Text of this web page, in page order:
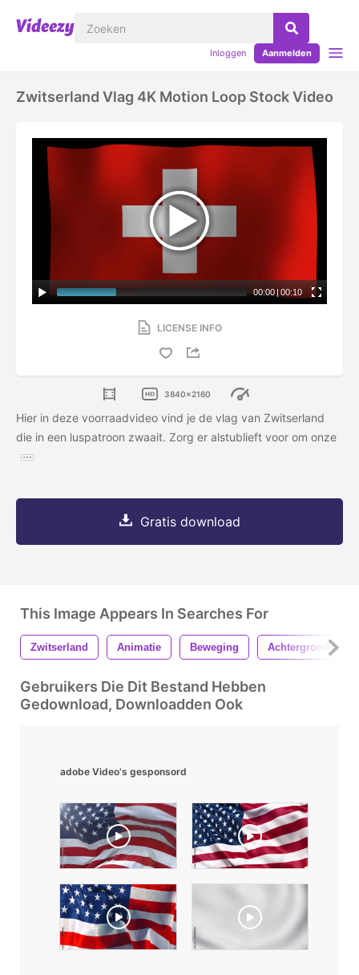
Inloggen Aanmelden
Zwitserland Vlag 4K Motion Loop Stock Video
00:00 | 00:10
LICENSE INFO
3840x2160
Hier in deze voorraadvideo vind je de vlag van Zwitserland
die in een luspatroon zwaait. Zorg er alstublieft voor om onze
Gratis download
This Image Appears In Searches For
Zwitserland Animatie Beweging Achtergronden
Gebruikers Die Dit Bestand Hebben
Gedownload, Downloadden Ook
adobe Video's gesponsord